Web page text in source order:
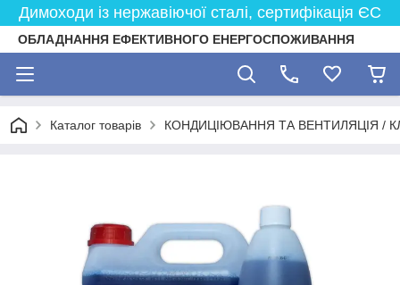
Димоходи із нержавіючої сталі, сертифікація ЄС
ОБЛАДНАННЯ ЕФЕКТИВНОГО ЕНЕРГОСПОЖИВАННЯ
Каталог товарів КОНДИЦІЮВАННЯ ТА ВЕНТИЛЯЦІЯ /